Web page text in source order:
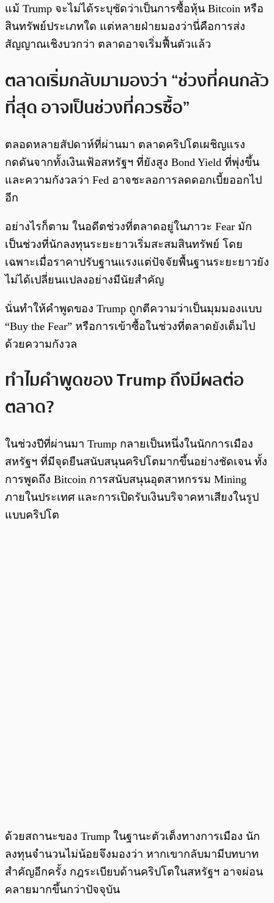
แม้ Trump จะไม่ได้ระบุชัดว่าเป็นการซื้อหุ้น Bitcoin หรือ
สินทรัพย์ประเภทใด แต่หลายฝ่ายมองว่านี่คือการส่ง
สัญญาณเชิงบวกว่า ตลาดอาจเริ่มฟื้นตัวแล้ว
ตลาดเริ่มกลับมามองว่า “ช่วงที่คนกลัว
ที่สุด อาจเป็นช่วงที่ควรซื้อ”
ตลอดหลายสัปดาห์ที่ผ่านมา ตลาดคริปโตเผชิญแรง
กดดันจากทั้งเงินเฟ้อสหรัฐฯ ที่ยังสูง Bond Yield ที่พุ่งขึ้น
และความกังวลว่า Fed อาจชะลอการลดดอกเบี้ยออกไป
อีก
อย่างไรก็ตาม ในอดีตช่วงที่ตลาดอยู่ในภาวะ Fear มัก
เป็นช่วงที่นักลงทุนระยะยาวเริ่มสะสมสินทรัพย์ โดย
เฉพาะเมื่อราคาปรับฐานแรงแต่ปัจจัยพื้นฐานระยะยาวยัง
ไม่ได้เปลี่ยนแปลงอย่างมีนัยสำคัญ
นั่นทำให้คำพูดของ Trump ถูกตีความว่าเป็นมุมมองแบบ
“Buy the Fear” หรือการเข้าซื้อในช่วงที่ตลาดยังเต็มไป
ด้วยความกังวล
ทำไมคำพูดของ Trump ถึงมีผลต่อ
ตลาด?
ในช่วงปีที่ผ่านมา Trump กลายเป็นหนึ่งในนักการเมือง
สหรัฐฯ ที่มีจุดยืนสนับสนุนคริปโตมากขึ้นอย่างชัดเจน ทั้ง
การพูดถึง Bitcoin การสนับสนุนอุตสาหกรรม Mining
ภายในประเทศ และการเปิดรับเงินบริจาคหาเสียงในรูป
แบบคริปโต
ด้วยสถานะของ Trump ในฐานะตัวเต็งทางการเมือง นัก
ลงทุนจำนวนไม่น้อยจึงมองว่า หากเขากลับมามีบทบาท
สำคัญอีกครั้ง กฎระเบียบด้านคริปโตในสหรัฐฯ อาจผ่อน
คลายมากขึ้นกว่าปัจจุบัน